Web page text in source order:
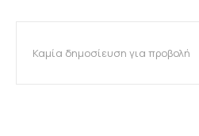
Καμία δημοσίευση για προβολή